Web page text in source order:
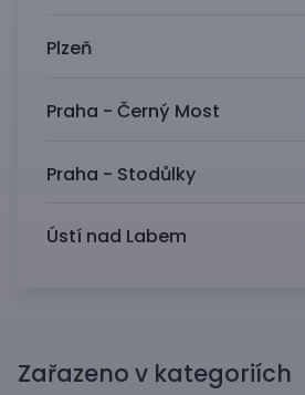
Plzeň
Praha - Černý Most
Praha - Stodůlky
Ústí nad Labem
Zařazeno v kategoriích